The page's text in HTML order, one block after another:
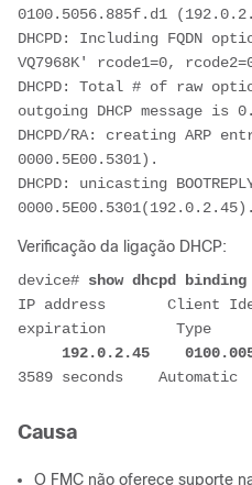
0100.5056.885f.d1
DHCPD: Including FQDN
VQ7968K' rcode1=0,
DHCPD: Total # of raw
outgoing DHCP message is 0.
DHCPD/RA: creating ARP
0000.5E00.5301).
DHCPD: unicasting
0000.5E00.5301(192.0.2.45).
Verificação da ligação DHCP:
device# show dhcpd binding
IP address       Client
expiration        Type
192.0.2.45
3589 seconds    Automatic
Causa
O FMC não oferece suporte